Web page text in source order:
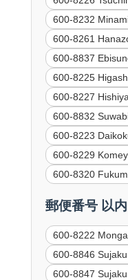
600-8232
600-8261
600-8837
600-8225
600-8227
600-8832
600-8223
600-8229
600-8320
郵便番号 以
600-8222
600-8846
600-8847